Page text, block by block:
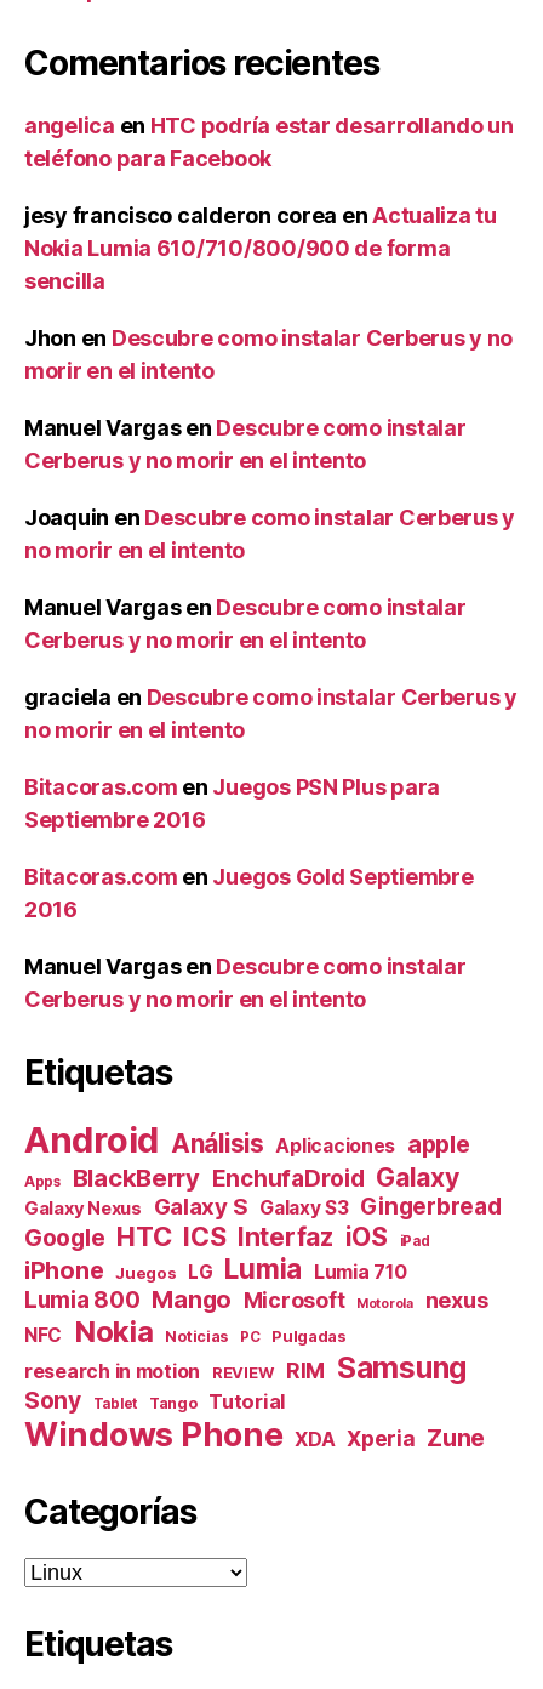
Comentarios recientes
angelica en HTC podría estar desarrollando un
teléfono para Facebook
jesy francisco calderon corea enActualiza tu
Nokia Lumia 610/710/800/900 de forma
sencilla
Jhon en Descubre como instalar Cerberus y no
morir en el intento
Manuel Vargasen Descubre como instalar
Cerberus y no morir en el intento
Joaquin en Descubre como instalar Cerberus y
no morir en el intento
Manuel Vargasen Descubre como instalar
Cerberus y no morir en el intento
graciela en Descubre como instalar Cerberus y
no morir en el intento
Bitacoras.com en Juegos PSN Plus para
Septiembre 2016
Bitacoras.com en Juegos Gold Septiembre
2016
Manuel Vargasen Descubre como instalar
Cerberus y no morir en el intento
Etiquetas
Android Análisis Aplicaciones apple
Apps BlackBerry EnchufaDroid Galaxy
Galaxy Nexus Galaxy S Galaxy S3 Gingerbread
Google HTC ICS Interfaz iOS iPad
iPhone Juegos LG Lumia Lumia 710
Lumia 800 Mango Microsoft Motorola nexus
NFC Nokia Noticias PC Pulgadas
research in motion REVIEW RIM Samsung
Sony Tablet Tango Tutorial
Windows Phone XDA Xperia Zune
Categorías
Categorías
Etiquetas